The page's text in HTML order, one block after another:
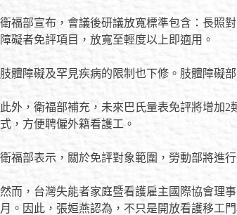
衛福部宣布，會議後研議放寬標準包含：長照
障礙者免評項目，放寬至輕度以上即適用。
肢體障礙及罕見疾病的限制也下修。肢體障礙
此外，衛福部補充，未來巴氏量表免評將增加
式，方便聘僱外籍看護工。
衛福部表示，關於免評對象範圍，勞動部將進
然而，台灣失能者家庭暨看護雇主國際協會理
月。因此，張姮燕認為，不只是開放看護移工